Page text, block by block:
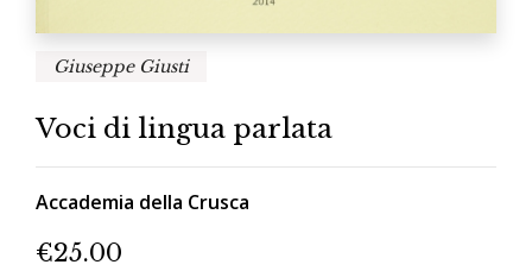
Giuseppe Giusti
Voci di lingua parlata
Accademia della Crusca
€25.00